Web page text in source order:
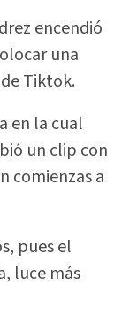
encendió
una
Tiktok.
en la cual
un clip con
comienzas a
pues el
luce más